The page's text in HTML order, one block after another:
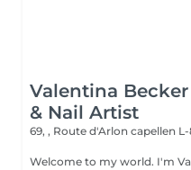
Valentina
& Nail Artist
69, , Route d'Arlon capellen L-
Welcome to my world. I'm Valentina Becker, a professional